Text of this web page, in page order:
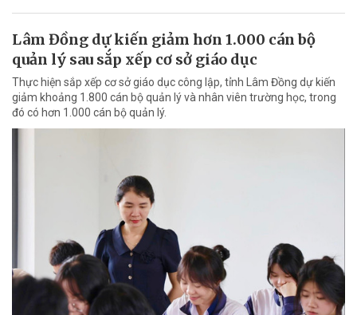
Lâm Đồng dự kiến giảm hơn 1.000 cán bộ
quản lý sau sắp xếp cơ sở giáo dục
Thực hiện sắp xếp cơ sở giáo dục công lập, tỉnh Lâm Đồng dự kiến
giảm khoảng 1.800 cán bộ quản lý và nhân viên trường học, trong
đó có hơn 1.000 cán bộ quản lý.